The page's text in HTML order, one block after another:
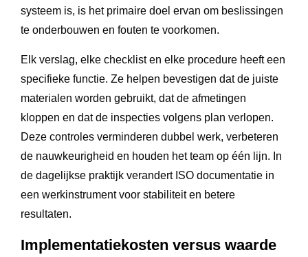
systeem is, is het primaire doel ervan om beslissingen
te onderbouwen en fouten te voorkomen.
Elk verslag, elke checklist en elke procedure heeft een
specifieke functie. Ze helpen bevestigen dat de juiste
materialen worden gebruikt, dat de afmetingen
kloppen en dat de inspecties volgens plan verlopen.
Deze controles verminderen dubbel werk, verbeteren
de nauwkeurigheid en houden het team op één lijn. In
de dagelijkse praktijk verandert ISO documentatie in
een werkinstrument voor stabiliteit en betere
resultaten.
Implementatiekosten versus waarde